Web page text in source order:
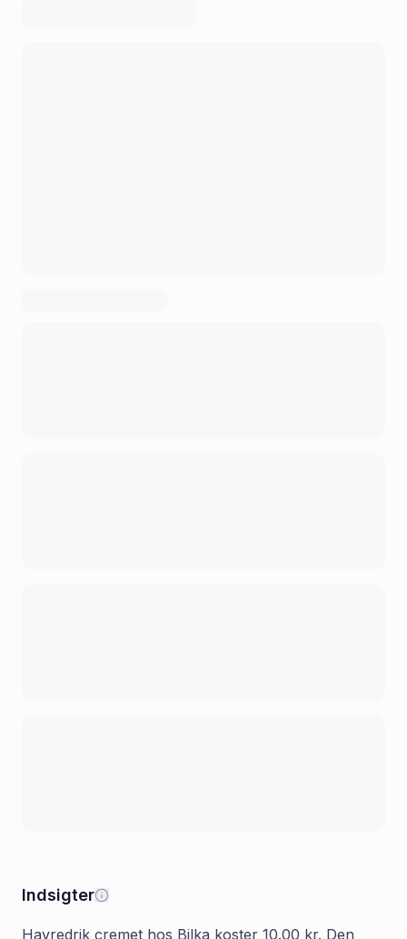
Indsigter
Havredrik cremet hos Bilka koster 10.00 kr. Den